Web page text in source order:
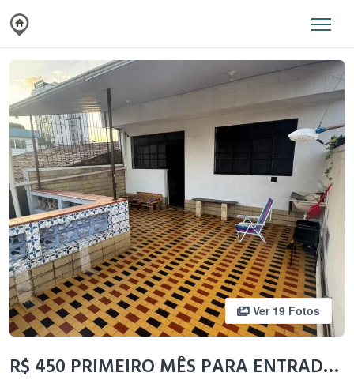
Ver 19 Fotos
R$ 450 PRIMEIRO MÊS PARA ENTRADA IMEDIATA 31973326020